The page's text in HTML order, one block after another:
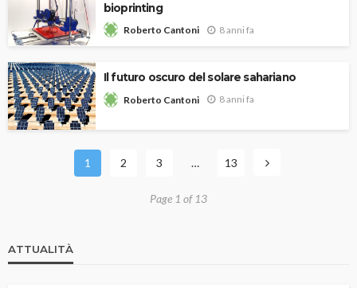
bioprinting
Roberto Cantoni 8 anni fa
Il futuro oscuro del solare sahariano
Roberto Cantoni 8 anni fa
1 2 3 … 13
Page 1 of 13
ATTUALITÀ